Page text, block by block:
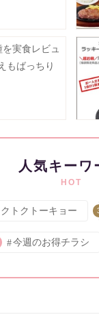
実食レビュ
もばっちり
人気キーワ
HOT
クトクトーキョー
今週のお得チラシ